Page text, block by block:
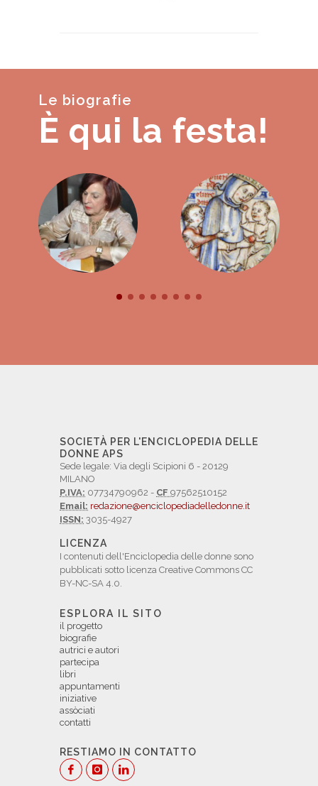
Le biografie
È qui la festa!
SOCIETÀ PER L'ENCICLOPEDIA DELLE
DONNE APS
Sede legale: Via degli Scipioni 6 - 20129
MILANO
P.IVA: 07734790962 - CF 97562510152
Email: redazione@enciclopediadelledonne.it
ISSN: 3035-4927
LICENZA
I contenuti dell'Enciclopedia delle donne sono
pubblicati sotto licenza Creative Commons CC
BY-NC-SA 4.0.
ESPLORA IL SITO
il progetto
biografie
autrici e autori
partecipa
libri
appuntamenti
iniziative
assòciati
contatti
RESTIAMO IN CONTATTO